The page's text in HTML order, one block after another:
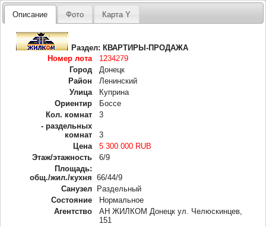
Описание Фото Карта Y
Раздел:КВАРТИРЫ-ПРОДАЖА
Номер лота
1234279
Город
Донецк
Район
Ленинский
Улица
Куприна
Ориентир
Боссе
Кол. комнат
3
- раздельных
комнат
3
Цена
5 300 000 RUB
Этаж/этажность
6/9
Площадь:
общ./жил./кухня
66/44/9
Санузел Раздельный
Состояние
Нормальное
Агентство
АН ЖИЛКОМ Донецк ул. Челюскинцев,
151